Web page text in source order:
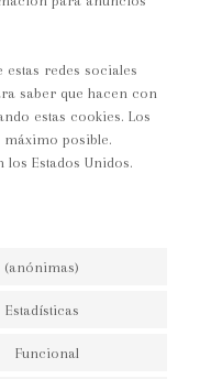
redes sociales
saber que hacen con
estas cookies. Los
posible.
los Estados Unidos.
(anónimas)
Estadísticas
Funcional